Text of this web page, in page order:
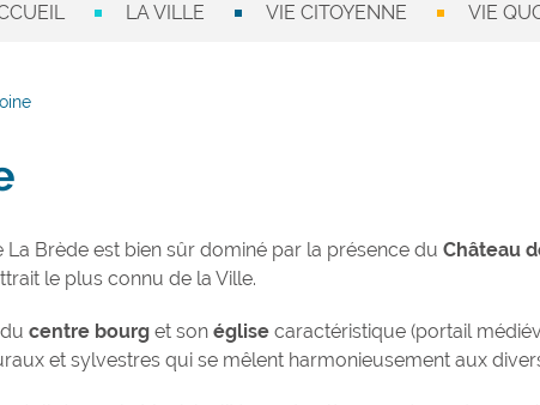
LA VILLE VIE CITOYENNE VIE
Brède est bien sûr dominé par la présence du Château
le plus connu de la Ville.
centre bourg et son église caractéristique (portail
et sylvestres qui se mêlent harmonieusement aux